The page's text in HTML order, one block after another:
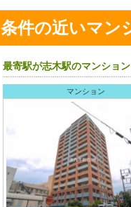
条件の近いマン
最寄駅が志木駅のマンション
マンション